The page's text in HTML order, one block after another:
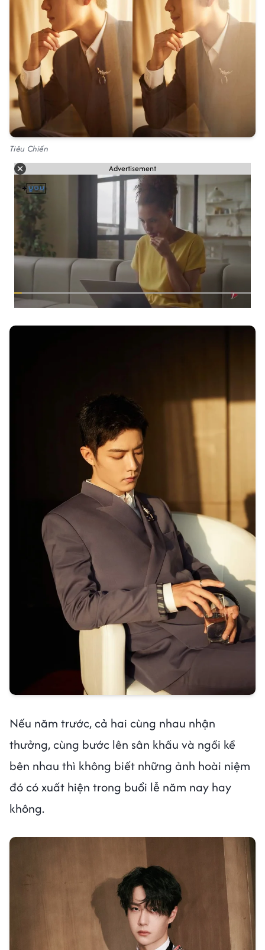
Tiêu Chiến
Advertisement
Nếu năm trước, cả hai cùng nhau nhận
thưởng, cùng bước lên sân khấu và ngồi kề
bên nhau thì không biết những ảnh hoài niệm
đó có xuất hiện trong buổi lễ năm nay hay
không.